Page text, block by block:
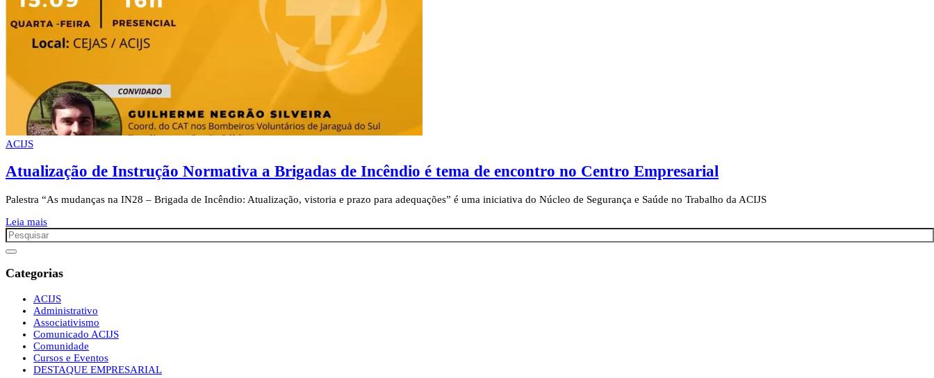
ACIJS
Atualização de Instrução Normativa a Brigadas de Incêndio é tema de encontro no Centro Empresarial
Palestra “As mudanças na IN28 – Brigada de Incêndio: Atualização, vistoria e prazo para adequações” é uma iniciativa do Núcleo de Segurança e Saúde no Trabalho da ACIJS
Leia mais
Categorias
ACIJS
Administrativo
Associativismo
Comunicado ACIJS
Comunidade
Cursos e Eventos
DESTAQUE EMPRESARIAL